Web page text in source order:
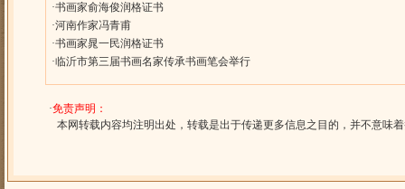
·书画家俞海俊润格证书
·河南作家冯青甫
·书画家晁一民润格证书
·临沂市第三届书画名家传承书画笔会举行
·免责声明：
本网转载内容均注明出处，转载是出于传递更多信息之目的，并不意味